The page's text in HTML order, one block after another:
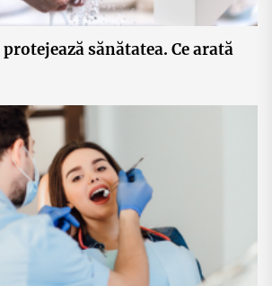
sănătatea. Ce arată